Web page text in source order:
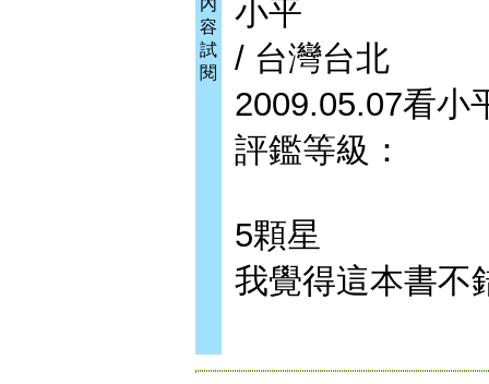
內
容
試
閱
小平
/ 台灣台北
2009.05.07看小
評鑑等級：
5顆星
我覺得這本書不